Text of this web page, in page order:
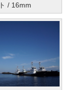
/ 16mm